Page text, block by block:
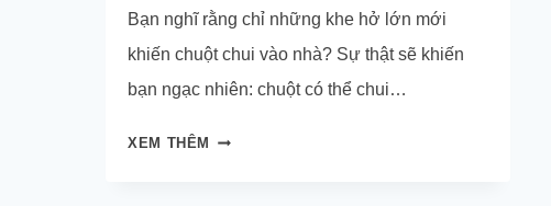
Bạn nghĩ rằng chỉ những khe hở lớn mới
khiến chuột chui vào nhà? Sự thật sẽ khiến
bạn ngạc nhiên: chuột có thể chui…
XEM THÊM
CHUỘT